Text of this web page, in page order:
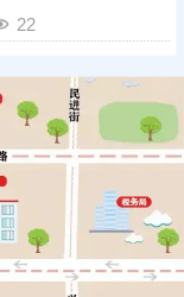
22